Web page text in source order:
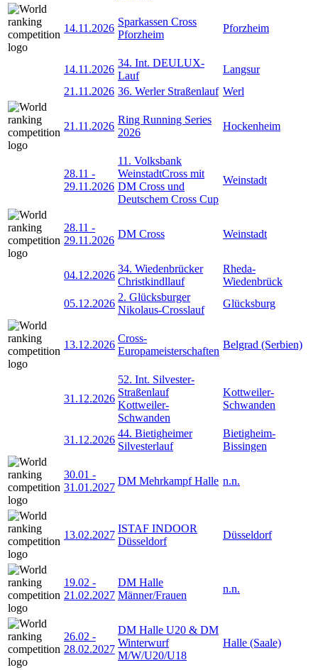
14.11.2026
Sparkassen Cross
Pforzheim
Pforzheim
14.11.2026
34. Int. DEULUX-
Lauf
Langsur
21.11.2026 36. Werler Straßenlauf Werl
21.11.2026
Ring Running Series
2026
Hockenheim
28.11 -
29.11.2026
11. Volksbank
WeinstadtCross mit
DM Cross und
Deutschem Cross Cup
Weinstadt
28.11 -
29.11.2026
DM Cross Weinstadt
04.12.2026
34. Wiedenbrücker
Christkindllauf
Rheda-
Wiedenbrück
05.12.2026
2. Glücksburger
Nikolaus-Crosslauf
Glücksburg
13.12.2026
Cross-
Europameisterschaften
Belgrad (Serbien)
31.12.2026
52. Int. Silvester-
Straßenlauf
Kottweiler-
Schwanden
Kottweiler-
Schwanden
31.12.2026
44. Bietigheimer
Silvesterlauf
Bietigheim-
Bissingen
30.01 -
31.01.2027
DM Mehrkampf Halle n.n.
13.02.2027
ISTAF INDOOR
Düsseldorf
Düsseldorf
19.02 -
21.02.2027
DM Halle
Männer/Frauen
n.n.
26.02 -
28.02.2027
DM Halle U20 & DM
Winterwurf
M/W/U20/U18
Halle (Saale)